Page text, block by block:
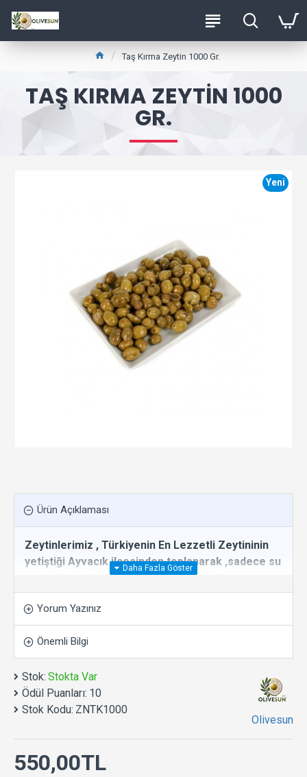
Taş Kırma Zeytin 1000 Gr.
TAŞ KIRMA ZEYTIN 1000
GR.
Yeni
Ürün Açıklaması
Zeytinlerimiz , Türkiyenin En Lezzetli Zeytininin
yetiştiği Ayvacık ilçesinden toplanarak ,sadece su
ve tuz ile tatlandırılarak salamura yapılıp
hazırlanmıştır.
2 yıl sorunsuz saklanabilir. Salamura halindedir.
Etli ,diri ve müthiş lezzetlidir. Gerçek zeytin
yemenin tadına varacaksınız.
Taş Kırma Yeşil Zeytin Doğal ( çekirdekli )
Yorum Yazınız
Önemli Bilgi
Stok: Stokta Var
Ödül Puanları: 10
Stok Kodu: ZNTK1000
Olivesun
550,00TL